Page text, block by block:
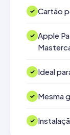
Cartão
Apple
Ideal
Mesma